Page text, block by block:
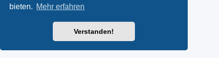
bieten. Mehr erfahren
Verstanden!